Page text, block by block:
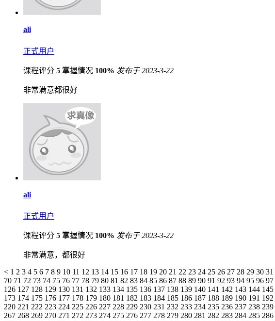
ali
正式用户
课程评分 5 掌握情况 100% 发布于 2023-3-22
非常满意都很好
ali
正式用户
课程评分 5 掌握情况 100% 发布于 2023-3-22
非常满意，都很好
< 1 2 3 4 5 6 7 8 9 10 11 12 13 14 15 16 17 18 19 20 21 22 23 24 25 26 27 28 29 30 31
70 71 72 73 74 75 76 77 78 79 80 81 82 83 84 85 86 87 88 89 90 91 92 93 94 95 96 97
126 127 128 129 130 131 132 133 134 135 136 137 138 139 140 141 142 143 144 145
173 174 175 176 177 178 179 180 181 182 183 184 185 186 187 188 189 190 191 192
220 221 222 223 224 225 226 227 228 229 230 231 232 233 234 235 236 237 238 239
267 268 269 270 271 272 273 274 275 276 277 278 279 280 281 282 283 284 285 286